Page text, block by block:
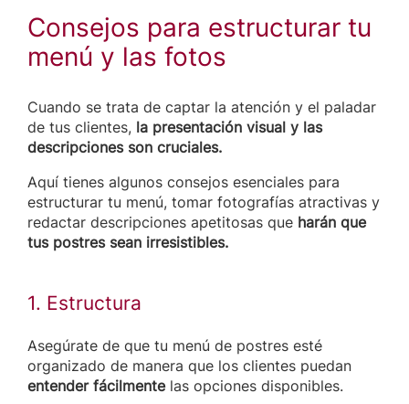
Consejos para estructurar tu
menú y las fotos
Cuando se trata de captar la atención y el paladar
de tus clientes, la presentación visual y las
descripciones son cruciales.
Aquí tienes algunos consejos esenciales para
estructurar tu menú, tomar fotografías atractivas y
redactar descripciones apetitosas que harán que
tus postres sean irresistibles.
1. Estructura
Asegúrate de que tu menú de postres esté
organizado de manera que los clientes puedan
entender fácilmentelas opciones disponibles.